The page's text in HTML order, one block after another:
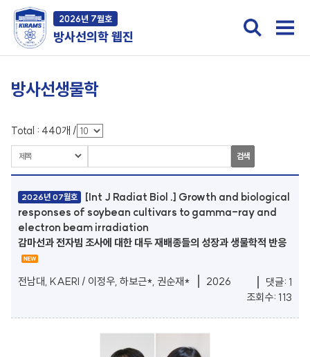
2026년 7월호
방사선의학 웹진
방사선생물학
Total : 440개 /
검색
2026년 07월호
[Int J Radiat Biol .] Growth and biological
responses of soybean cultivars to gamma-ray and
electron beam irradiation
감마선과 전자빔 조사에 대한 대두 재배종들의 성장과 생물학적 반응
전남대, KAERI / 이정우, 하보근*, 권순재* 2026
댓글: 1
조회수: 113